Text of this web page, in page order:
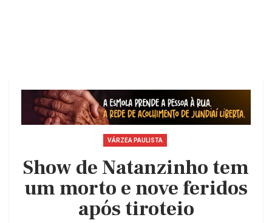
VÁRZEA PAULISTA
Show de Natanzinho tem
um morto e nove feridos
após tiroteio